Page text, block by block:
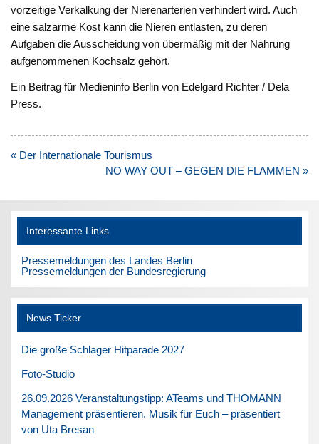
vorzeitige Verkalkung der Nierenarterien verhindert wird. Auch
eine salzarme Kost kann die Nieren entlasten, zu deren
Aufgaben die Ausscheidung von übermäßig mit der Nahrung
aufgenommenen Kochsalz gehört.
Ein Beitrag für Medieninfo Berlin von Edelgard Richter / Dela
Press.
Beitragsnavigation
« Der Internationale Tourismus
NO WAY OUT – GEGEN DIE FLAMMEN »
Interessante Links
Pressemeldungen des Landes Berlin
Pressemeldungen der Bundesregierung
News Ticker
Die große Schlager Hitparade 2027
Foto-Studio
26.09.2026 Veranstaltungstipp: ATeams und THOMANN
Management präsentieren. Musik für Euch – präsentiert
von Uta Bresan